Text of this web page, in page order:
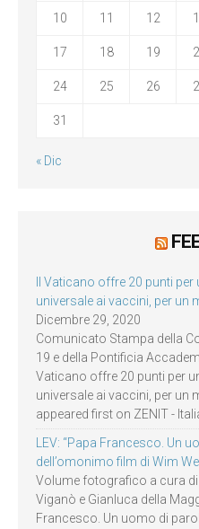
10 11 12
17 18 19
24 25 26
31
« Dic
Il Vaticano offre 20 punti
universale ai vaccini, per un
Dicembre 29, 2020
Comunicato Stampa della
19 e della Pontificia
Vaticano offre 20 punti per
universale ai vaccini, per un
appeared first on ZENIT -
LEV: “Papa Francesco. Un
dell’omonimo film di Wim
Volume fotografico a cura
Viganò e Gianluca della
Francesco. Un uomo di